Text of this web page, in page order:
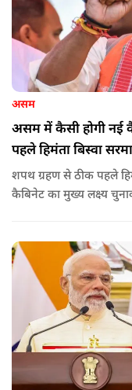
असम
असम में कैसी होगी नई
पहले हिमंता बिस्वा
शपथ ग्रहण से ठीक पहले
कैबिनेट का मुख्य लक्ष्य